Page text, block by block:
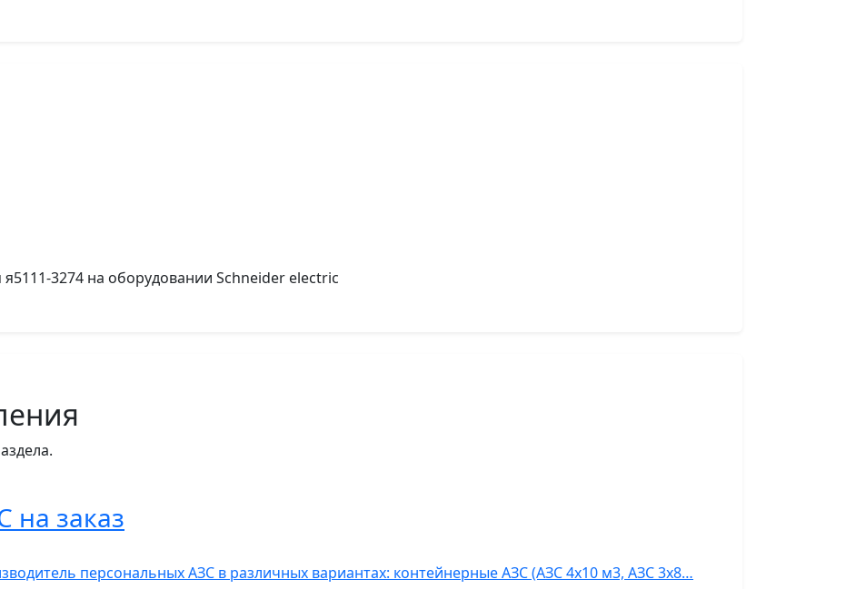
3274 на оборудовании Schneider electric
на заказ
персональных АЗС в различных вариантах: контейнерные АЗС (АЗС 4х10 м3, АЗС 3х8…